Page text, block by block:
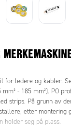
for ledere og kabler.
- 185 mm²). PO
strips. På grunn av
etter montering
holder seg på plass.